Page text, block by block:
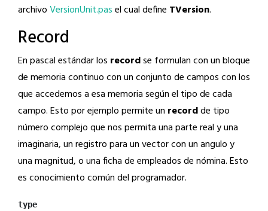
archivoVersionUnit.pasel cual define TVersion.
Record
En pascal estándar los recordse formulan con un bloque
de memoria continuo con un conjunto de campos con los
que accedemos a esa memoria según el tipo de cada
campo. Esto por ejemplo permite un recordde tipo
número complejo que nos permita una parte real y una
imaginaria, un registro para un vector con un angulo y
una magnitud, o una ficha de empleados de nómina. Esto
es conocimiento común del programador.
type